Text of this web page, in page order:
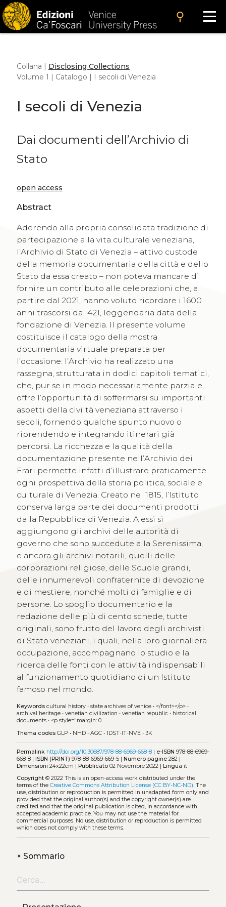
search
Collana | Disclosing Collections
Volume 1 | Catalogo | I secoli di Venezia
I secoli di Venezia
Dai documenti dell’Archivio di
Stato
open access
Abstract
Aderendo alla propria consolidata tradizione di
partecipazione alla vita culturale veneziana,
l’Archivio di Stato di Venezia – attivo custode
della memoria documentaria della città e dello
Stato da essa creato – non poteva mancare di
fornire un contributo alle celebrazioni che, a
partire dal 2021, hanno voluto ricordare i 1600
anni trascorsi dal 421, leggendaria data della
fondazione di Venezia. Il presente volume
costituisce il catalogo della mostra
documentaria virtuale preparata per
l’occasione: l’Archivio ha realizzato una
rassegna, strutturata in dodici capitoli tematici,
che, pur se in modo necessariamente parziale,
offre l’opportunità di soffermarsi su importanti
aspetti della civiltà veneziana attraverso i
secoli, fornendo qualche spunto nuovo o
riprendendo e integrando itinerari già
percorsi. La ricchezza e la qualità della
documentazione presente nell’Archivio dei
Frari permette infatti d’illustrare praticamente
ogni prospettiva della storia politica, sociale e
culturale di Venezia. Creato nel 1815, l’Istituto
conserva larga parte dei documenti prodotti
dalla Repubblica di Venezia. A essi si
aggiungono gli archivi delle autorità di
governo che sono succedute alla Serenissima,
e ancora gli archivi notarili, quelli delle
corporazioni religiose, delle Scuole grandi,
delle innumerevoli confraternite di devozione
e di mestiere, nonché molti di famiglie e di
persone. Lo spoglio documentario e la
redazione delle più di cento schede, tutte
originali, sono frutto del lavoro degli archivisti
di Stato veneziani, i quali, nella loro giornaliera
occupazione, accompagnano lo studio e la
ricerca delle fonti con le attività indispensabili
al funzionamento quotidiano di un Istituto
famoso nel mondo.
Keywords cultural history• state archives of venice• </font></p>•
archival heritage• venetian civilization • venetian republic • historical
documents• <p style="margin: 0
Thema codes GLP • NHD• AGC• 1DST-IT-NVE• 3K
Permalink http://doi.org/10.30687/978-88-6969-668-8| e-ISBN 978-88-6969-
668-8 | ISBN (PRINT) 978-88-6969-669-5 | Numero pagine282 |
Dimensioni24x22cm | Pubblicato02 Novembre 2022 | Lingua it
Copyright© 2022 This is an open-access work distributed under the
terms of the Creative Commons Attribution License (CC BY-NC-ND). The
use, distribution or reproduction is permitted in unadapted form only and
provided that the original author(s) and the copyright owner(s) are
credited and that the original publication is cited, in accordance with
accepted academic practice. You may not use the material for
commercial purposes. No use, distribution or reproduction is permitted
which does not comply with these terms.
+Sommario